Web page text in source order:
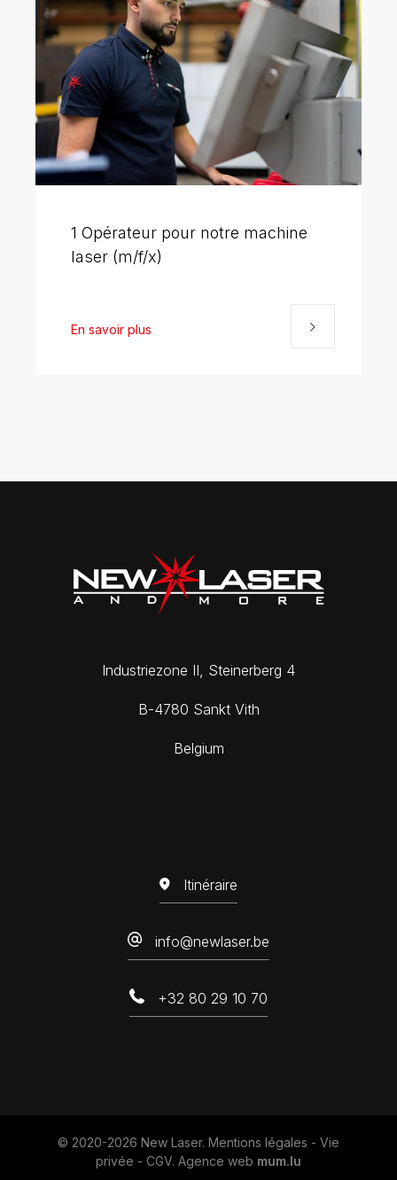
1 Opérateur pour notre machine
laser (m/f/x)
En savoir plus
Industriezone II, Steinerberg 4
B-4780 Sankt Vith
Belgium
Itinéraire
info@newlaser.be
+32 80 29 10 70
© 2020-2026 New Laser. Mentions légales - Vie
privée - CGV. Agence web mum.lu